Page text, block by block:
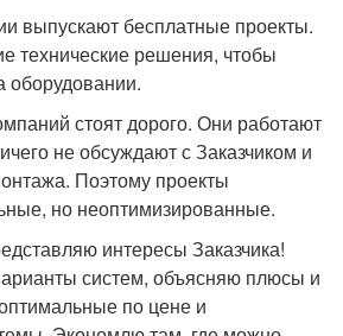
выпускают бесплатные проекты.
технические решения, чтобы
оборудовании.
стоят дорого. Они работают
не обсуждают с Заказчиком и
Поэтому проекты
но неоптимизированные.
интересы Заказчика!
систем, объясняю плюсы и
по цене и